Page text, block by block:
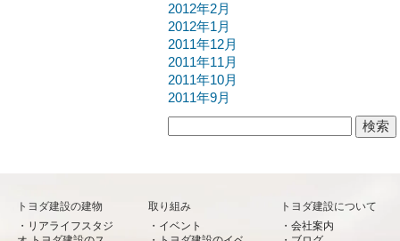
2012年2月
2012年1月
2011年12月
2011年11月
2011年10月
2011年9月
トヨダ建設の建物
リアライフスタジ
取り組み
イベント
トヨダ建設について
会社案内